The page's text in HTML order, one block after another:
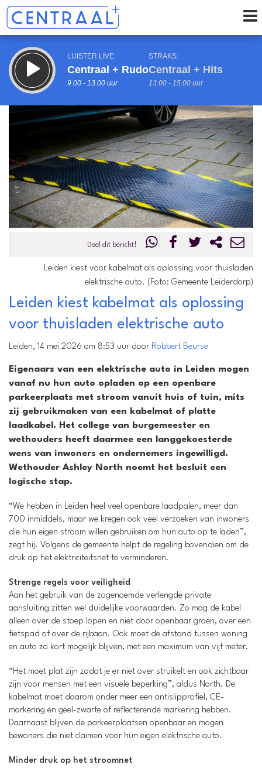
LUISTER LIVE:
Centraal + Rudo
9.00 - 13.00 uur
STRAKS:
Centraal + Hits
13.00 - 15.00 uur
uur 1 van 0 Volgend uur
Deel dit bericht!
Leiden kiest voor kabelmat als oplossing voor thuisladen
elektrische auto. (Foto: Gemeente Leiderdorp)
Leiden kiest kabelmat als oplossing
voor thuisladen elektrische auto
Leiden, 14 mei 2026 om 8:53 uur door Robbert Beurse
Eigenaars van een elektrische auto in Leiden mogen
vanaf nu hun auto opladen op een openbare
parkeerplaats met stroom vanuit huis of tuin, mits
zij gebruikmaken van een kabelmat of platte
laadkabel. Het college van burgemeester en
wethouders heeft daarmee een langgekoesterde
wens van inwoners en ondernemers ingewilligd.
Wethouder Ashley North noemt het besluit een
logische stap.
“We hebben in Leiden heel veel openbare laadpalen, meer dan
700 inmiddels, maar we kregen ook veel verzoeken van inwoners
die hun eigen stroom willen gebruiken om hun auto op te laden”,
zegt hij. Volgens de gemeente helpt de regeling bovendien om de
druk op het elektriciteitsnet te verminderen.
Strenge regels voor veiligheid
Aan het gebruik van de zogenoemde verlengde private
aansluiting zitten wel duidelijke voorwaarden. Zo mag de kabel
alleen over de stoep lopen en niet door openbaar groen, over een
fietspad of over de rijbaan. Ook moet de afstand tussen woning
en auto zo kort mogelijk blijven, met een maximum van vijf meter.
“Het moet plat zijn zodat je er niet over struikelt en ook zichtbaar
zijn voor mensen met een visuele beperking”, aldus North. De
kabelmat moet daarom onder meer een antislipprofiel, CE-
markering en geel-zwarte of reflecterende markering hebben.
Daarnaast blijven de parkeerplaatsen openbaar en mogen
bewoners die niet claimen voor hun eigen elektrische auto.
Minder druk op het stroomnet